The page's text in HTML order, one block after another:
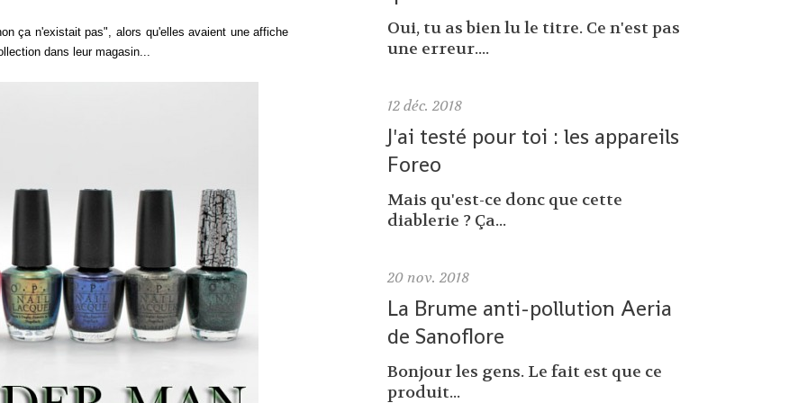
ça n'existait pas", alors qu'elles avaient une affiche
dans leur magasin...
Oui, tu as bien lu le titre. Ce n'est pas
une erreur....
12 déc. 2018
J'ai testé pour toi : les appareils
Foreo
Mais qu'est-ce donc que cette
diablerie ? Ça...
20 nov. 2018
La Brume anti-pollution Aeria
de Sanoflore
Bonjour les gens. Le fait est que ce
produit...